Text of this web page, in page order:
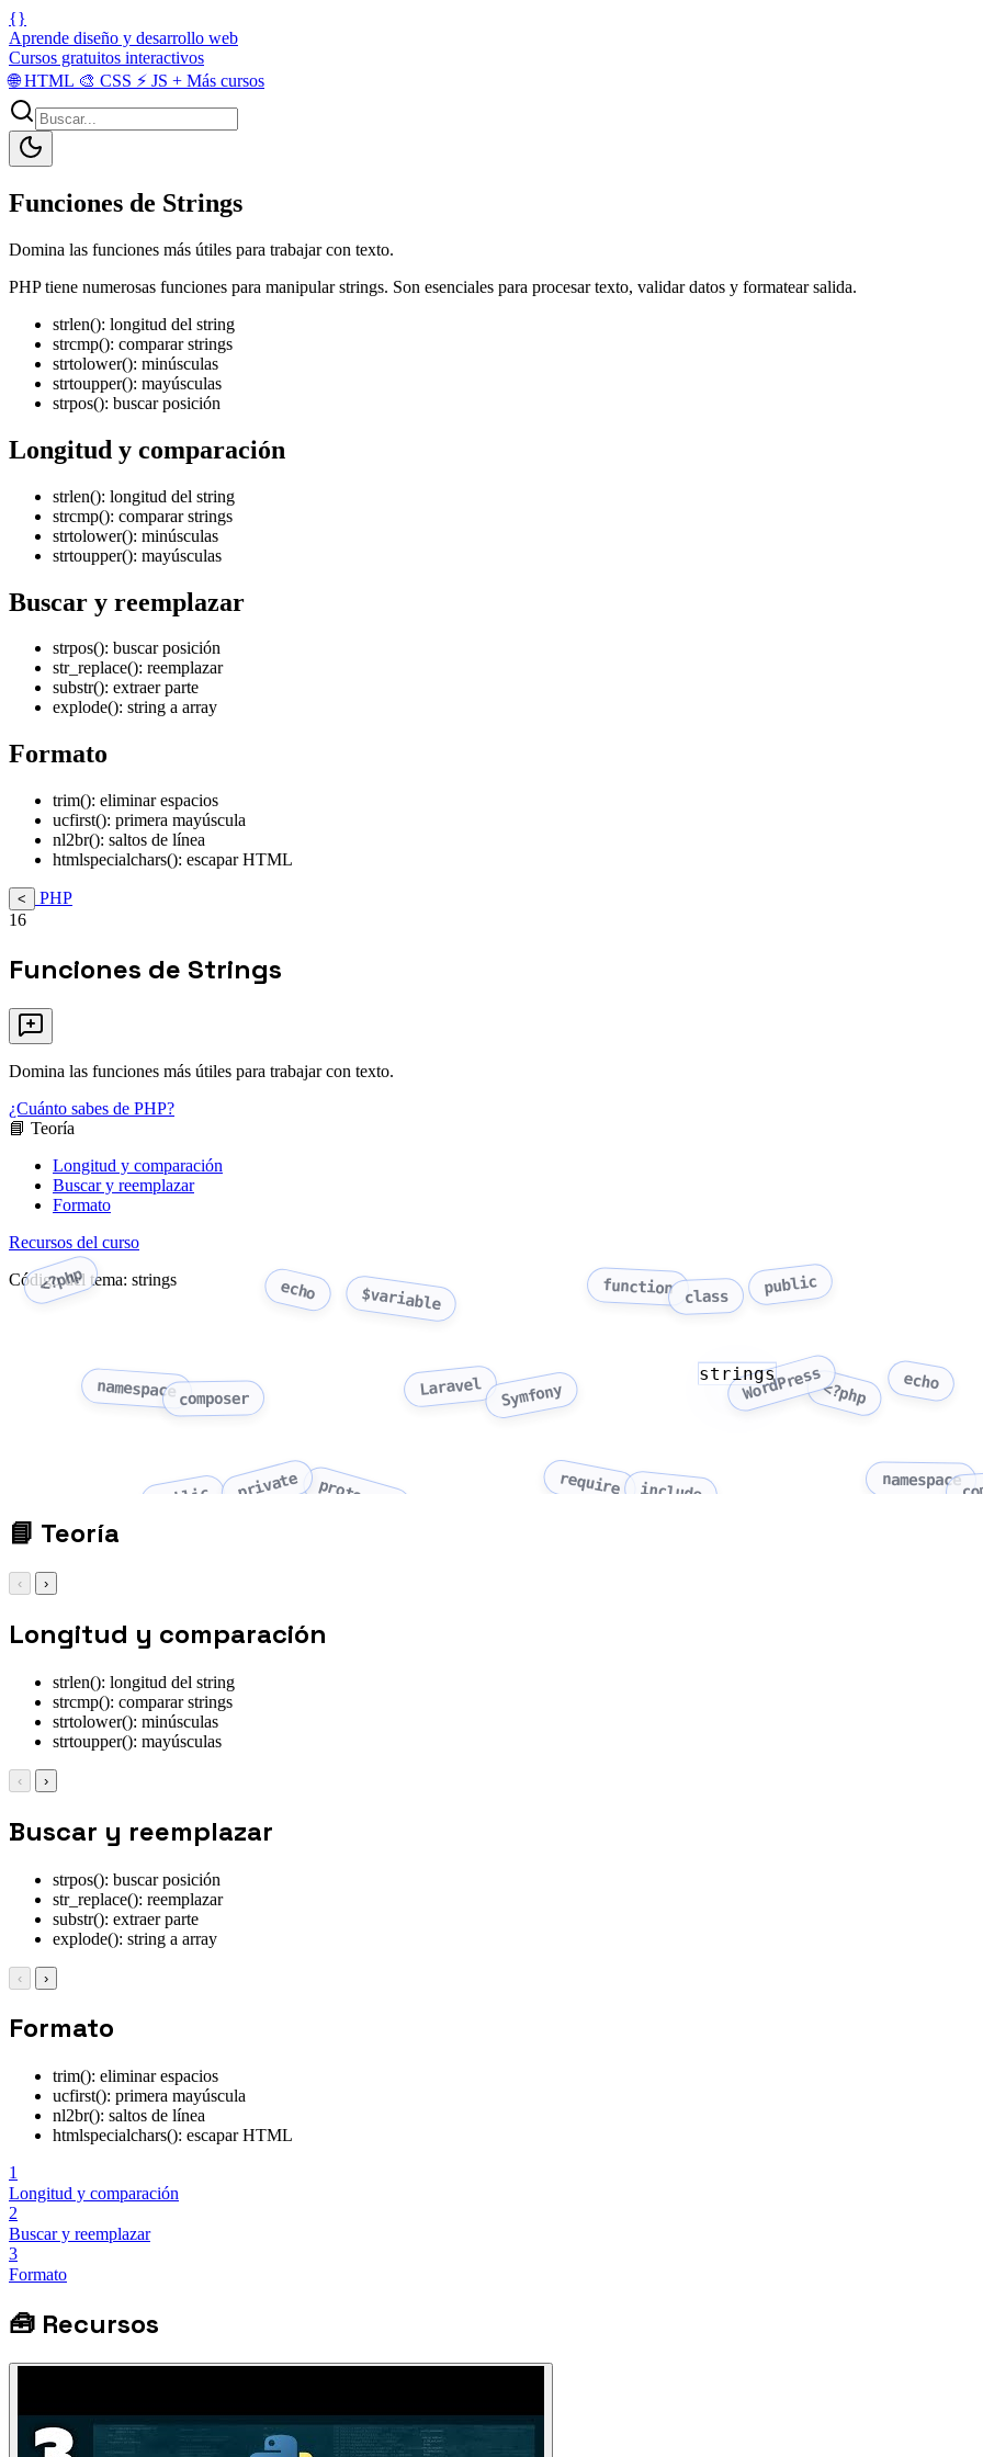
{}
Aprende diseño y desarrollo web
Cursos gratuitos interactivos
🌐HTML 🎨 CSS ⚡ JS + Más cursos
Funciones de Strings
Domina las funciones más útiles para trabajar con texto.
PHP tiene numerosas funciones para manipular strings. Son esenciales para procesar texto, validar datos y formatear salida.
strlen(): longitud del string
strcmp(): comparar strings
strtolower(): minúsculas
strtoupper(): mayúsculas
strpos(): buscar posición
Longitud y comparación
strlen(): longitud del string
strcmp(): comparar strings
strtolower(): minúsculas
strtoupper(): mayúsculas
Buscar y reemplazar
strpos(): buscar posición
str_replace(): reemplazar
substr(): extraer parte
explode(): string a array
Formato
trim(): eliminar espacios
ucfirst(): primera mayúscula
nl2br(): saltos de línea
htmlspecialchars(): escapar HTML
<
PHP
16
Funciones de Strings
Domina las funciones más útiles para trabajar con texto.
¿Cuánto sabes de PHP?
📘 Teoría
Longitud y comparación
Buscar y reemplazar
Formato
Recursos del curso
Código del tema: strings
<?php echo $variable function class
public
namespacecomposer
Laravel Symfony WordPress<?php echo
public private protected require include
namespace
strings
📘 Teoría
‹ ›
Longitud y comparación
strlen(): longitud del string
strcmp(): comparar strings
strtolower(): minúsculas
strtoupper(): mayúsculas
‹ ›
Buscar y reemplazar
strpos(): buscar posición
str_replace(): reemplazar
substr(): extraer parte
explode(): string a array
‹ ›
Formato
trim(): eliminar espacios
ucfirst(): primera mayúscula
nl2br(): saltos de línea
htmlspecialchars(): escapar HTML
1
Longitud y comparación
2
Buscar y reemplazar
3
Formato
🧰 Recursos